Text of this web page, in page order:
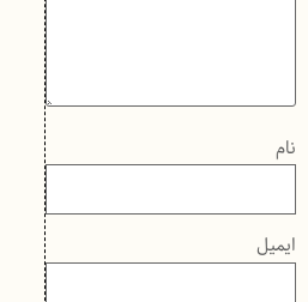
نام
ایمیل